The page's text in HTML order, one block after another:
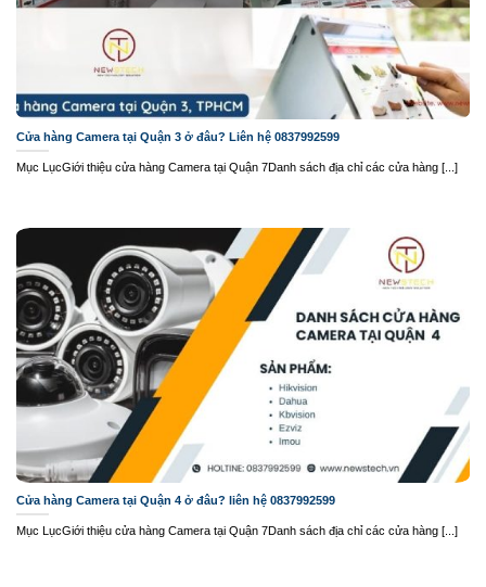
Cửa hàng Camera tại Quận 3 ở đâu? Liên hệ 0837992599
Mục LụcGiới thiệu cửa hàng Camera tại Quận 7Danh sách địa chỉ các cửa hàng [...]
Cửa hàng Camera tại Quận 4 ở đâu? liên hệ 0837992599
Mục LụcGiới thiệu cửa hàng Camera tại Quận 7Danh sách địa chỉ các cửa hàng [...]